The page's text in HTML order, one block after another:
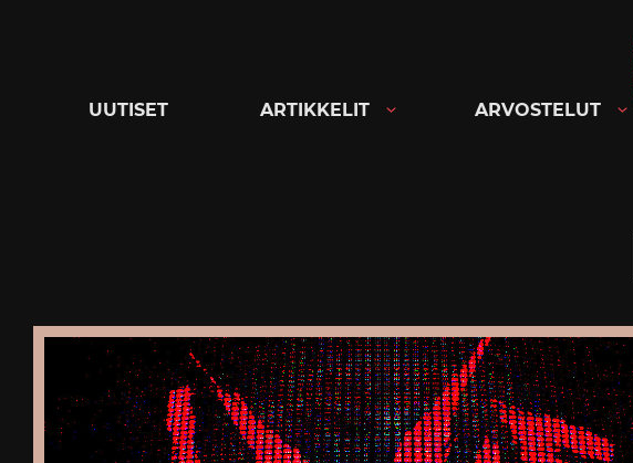
UUTISET ARTIKKELIT ARVOSTELUT